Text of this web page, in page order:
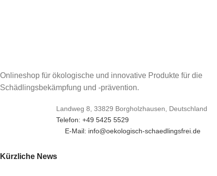
Onlineshop für ökologische und innovative Produkte für die
Schädlingsbekämpfung und -prävention.
Landweg 8, 33829 Borgholzhausen, Deutschland
Telefon: +49 5425 5529
E-Mail: info@oekologisch-schaedlingsfrei.de
Kürzliche News